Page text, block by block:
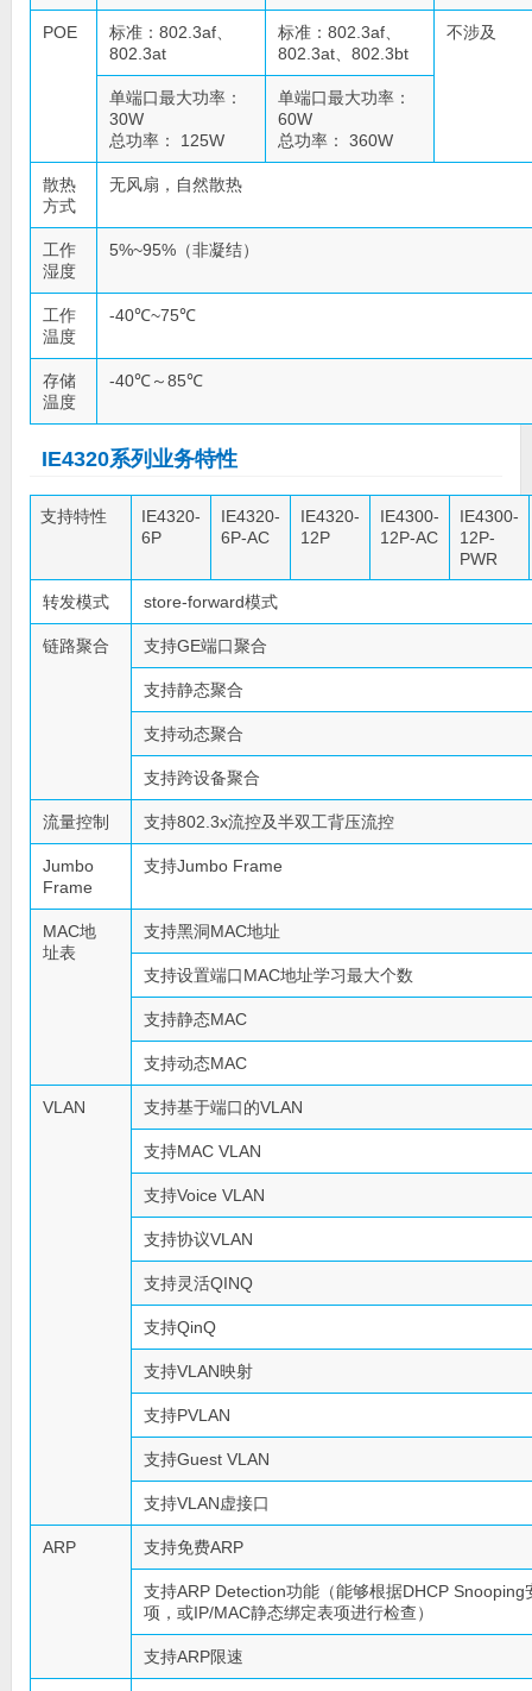
POE
标准：802.3af、
802.3at
标准：802.3af、
802.3at、802.3bt
不涉及
单端口最大功率：
30W
总功率： 125W
单端口最大功率：
60W
总功率： 360W
散热
方式
无风扇，自然散热
工作
湿度
5%~95%（非凝结）
工作
温度
-40℃~75℃
存储
温度
-40℃～85℃
IE4320系列业务特性
支持特性
IE4320-
6P
IE4320-
6P-AC
IE4320-
12P
IE4300-
12P-AC
IE4300-
12P-
PWR
转发模式 store-forward模式
链路聚合 支持GE端口聚合
支持静态聚合
支持动态聚合
支持跨设备聚合
流量控制 支持802.3x流控及半双工背压流控
Jumbo
Frame
支持Jumbo Frame
MAC地
址表
支持黑洞MAC地址
支持设置端口MAC地址学习最大个数
支持静态MAC
支持动态MAC
VLAN 支持基于端口的VLAN
支持MAC VLAN
支持Voice VLAN
支持协议VLAN
支持灵活QINQ
支持QinQ
支持VLAN映射
支持PVLAN
支持Guest VLAN
支持VLAN虚接口
ARP 支持免费ARP
支持ARP Detection功能（能够根据DHCP Snooping
项，或IP/MAC静态绑定表项进行检查）
支持ARP限速